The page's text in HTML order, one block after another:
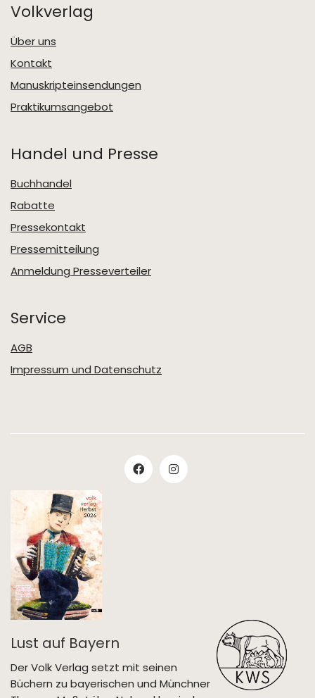
Volkverlag
Über uns
Kontakt
Manuskripteinsendungen
Praktikumsangebot
Handel und Presse
Buchhandel
Rabatte
Pressekontakt
Pressemitteilung
Anmeldung Presseverteiler
Service
AGB
Impressum und Datenschutz
Lust auf Bayern
Der Volk Verlag setzt mit seinen
Büchern zu bayerischen und Münchner